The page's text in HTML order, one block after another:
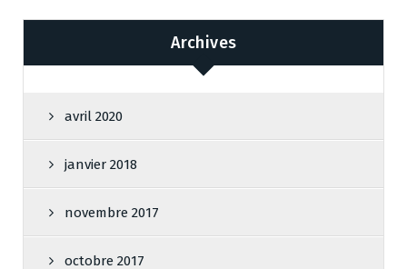
Archives
avril 2020
janvier 2018
novembre 2017
octobre 2017